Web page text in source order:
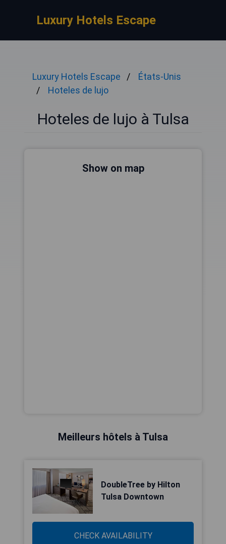
Luxury Hotels Escape
Luxury Hotels Escape
États-Unis
Hoteles de lujo
Hoteles de lujo à Tulsa
Show on map
Meilleurs hôtels à Tulsa
DoubleTree by Hilton
Tulsa Downtown
CHECK AVAILABILITY